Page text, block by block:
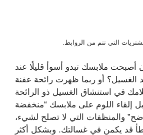
التي تتم من الروابط.
ملابسك تبدو أسوأ قليلًا عند
الغسيل؟ أو ربما ظهرت رائحة عفنة
في استنشاق الغسيل ذو الرائحة
إلقاء اللوم على ملابسك “منخفضة
والمنظفات التي لا تصلح لشيء،
قد يكمن في غسالتك. وبشكل أكثر